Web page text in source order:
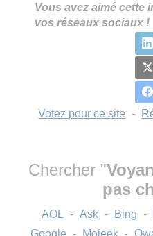
Vous avez aimé cette
vos réseaux sociaux !
Votez pour ce site -
Chercher "
pas
AOL - Ask - Bing -
Google - Mojeek -